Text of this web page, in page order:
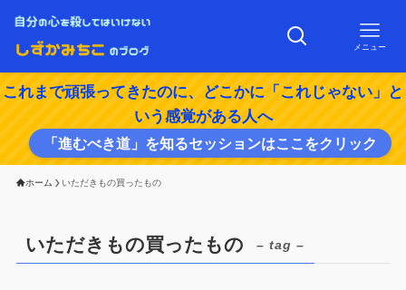
メニュー
これまで頑張ってきたのに、どこかに「これじゃない」と
いう感覚がある人へ
「進むべき道」を知るセッションはここをクリック
ホーム いただきもの買ったもの
いただきもの買ったもの – tag –